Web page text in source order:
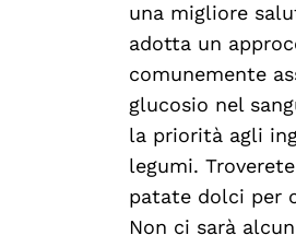
una migliore
adotta un
comunemente
glucosio nel
la priorità agli
legumi.
patate dolci per
Non ci sarà